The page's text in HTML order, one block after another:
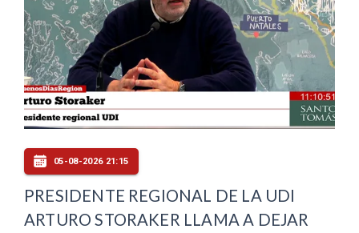
05-08-2026 21:15
PRESIDENTE REGIONAL DE LA UDI
ARTURO STORAKER LLAMA A DEJAR